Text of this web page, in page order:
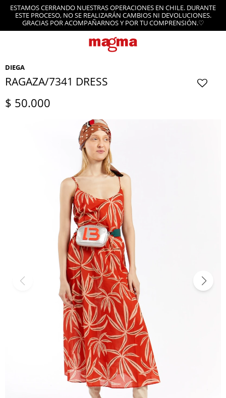
ESTAMOS CERRANDO NUESTRAS OPERACIONES EN CHILE. DURANTE
ESTE PROCESO, NO SE REALIZARÁN CAMBIOS NI DEVOLUCIONES.
GRACIAS POR ACOMPAÑARNOS Y POR TU COMPRENSIÓN.♡
DIEGA
RAGAZA/7341 DRESS
$ 50.000